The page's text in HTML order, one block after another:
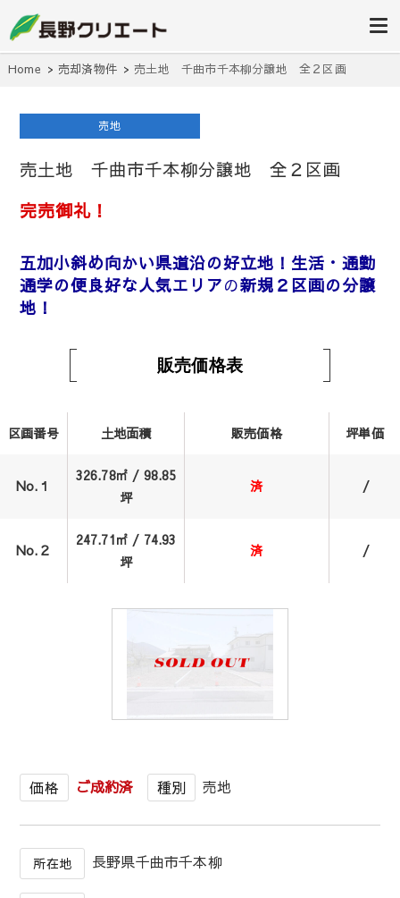
長野クリエ
ート
せください！
Home 売却済物件 売土地 千曲市千本柳分譲地 全２区画
売地
売土地 千曲市千本柳分譲地 全２区画
完売御礼！
五加小斜め向かい県道沿の好立地 ！生活・通勤
通学の便良好な人気エリアの新規２区画の分譲
地！
販売価格表
区画番号 土地面積 販売価格 坪単価
No.１
326.78㎡ / 98.85
坪
済 /
No.２
247.71㎡ / 74.93
坪
済 /
1/1
価格 ご成約済 種別 売地
所在地 長野県千曲市千本柳